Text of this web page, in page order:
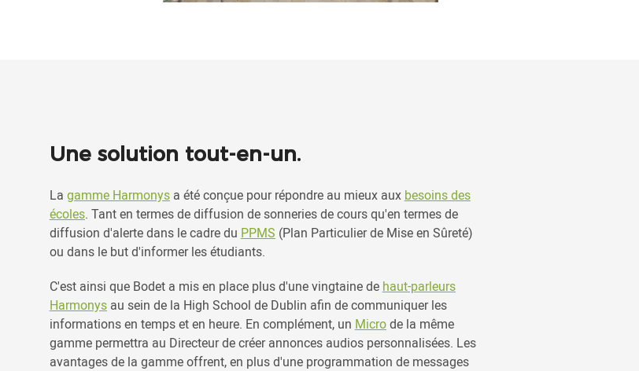
Une solution tout-en-un.
La gamme Harmonysa été conçue pour répondre au mieux aux besoins des
écoles. Tant en termes de diffusion de sonneries de cours qu'en termes de
diffusion d'alerte dans le cadre du PPMS (Plan Particulier de Mise en Sûreté)
ou dans le but d'informer les étudiants.
C'est ainsi que Bodet a mis en place plus d'une vingtaine de haut-parleurs
Harmonysau sein de la High School de Dublin afin de communiquer les
informations en temps et en heure. En complément, un Microde la même
gamme permettra au Directeur de créer annonces audios personnalisées. Les
avantages de la gamme offrent, en plus d'une programmation de messages